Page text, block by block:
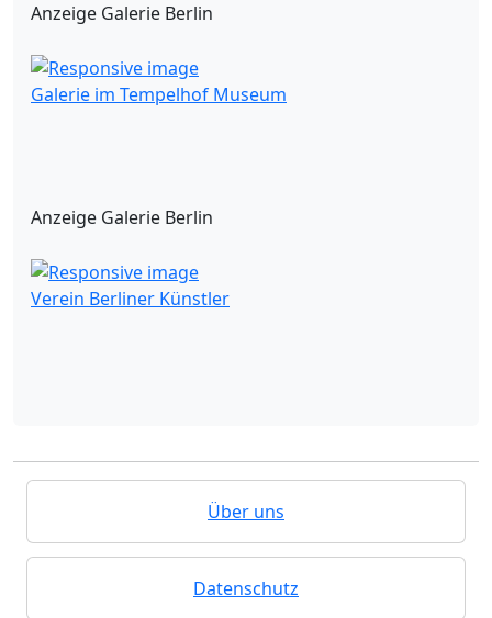
Anzeige Galerie Berlin
Galerie im Tempelhof Museum
Anzeige Galerie Berlin
Verein Berliner Künstler
Über uns
Datenschutz